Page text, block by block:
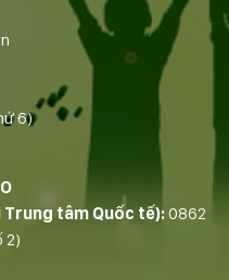
6)
tâm Quốc tế):0862
2)